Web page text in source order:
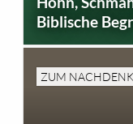
Biblische
ZUM